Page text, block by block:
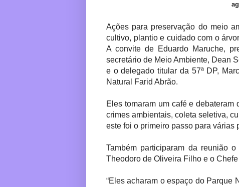
Ações para preservação do meio
cultivo, plantio e cuidado com o
A convite de Eduardo Maruche,
secretário de Meio Ambiente, Dean
e o delegado titular da 57ª DP,
Natural Farid Abrão.
Eles tomaram um café e
crimes ambientais, coleta seletiva,
este foi o primeiro passo para várias
Também participaram da reunião
Theodoro de Oliveira Filho e o
“Eles acharam o espaço do Parque